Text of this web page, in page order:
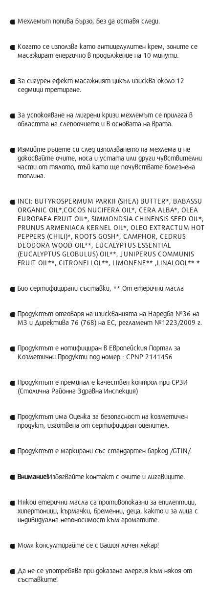
Мехлемът попива бързо, без да оставя следи.
Когато се използва като антицелулитен крем, зоните се
масажират енергично в продължение на 10 минути.
За сигурен ефект масажният цикъл изисква около 12
седмици третиране.
За успокояване на мигрени кризи мехлемът се прилага в
областта на слепоочието и в основата на врата.
Измийте ръцете си след използването на мехлема и не
докосвайте очите, носа и устата или други чувствителни
части от тялото, тъй като ще почувствате болезнена
топлина.
INCI: BUTYROSPERMUM PARKII (SHEA) BUTTER*, BABASSU
ORGANIC OIL*,COCOS NUCIFERA OIL*, CERA ALBA*, OLEA
EUROPAEA FRUIT OIL*, SIMMONDSIA CHINENSIS SEED OIL*,
PRUNUS ARMENIACA KERNEL OIL*, OLEO EXTRACTUM HOT
PEPPERS (CHILI)*, ROOTS GOSH*, CAMPHOR, CEDRUS
DEODORA WOOD OIL**, EUCALYPTUS ESSENTIAL
(EUCALYPTUS GLOBULUS) OIL**, JUNIPERUS COMMUNIS
FRUIT OIL**, CITRONELLOL**, LIMONENE** ,LINALOOL** *
Био сертифицирани съставки, ** От етерични масла
Продуктът отговаря на изискванията на Наредба №36 на
МЗ и Директива 76 (768) на ЕС, регламент №1223/2009 г.
Продуктът е нотифициран в Европейския Портал за
Козметични Продукти под номер : CPNP 2141456
Продуктът е преминал е качествен контрол при СРЗИ
(Столична Районна Здравна Инспекция)
Продуктът има Оценка за безопасност на козметичен
продукт, изготвена от сертифициран оценител.
Продуктът е маркирани със стандартен баркод /GTIN/.
Внимание!Избягвайте контакт с очите и лигавиците.
Някои етерични масла са противопоказни за епилептици,
хипертоници, кърмачки, бременни, деца, както и за лица с
индивидуална непоносимост към ароматите.
Моля консултирайте се с Вашия личен лекар!
Да не се употребява при доказана алергия към някоя от
съставките!